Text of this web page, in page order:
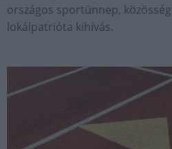
országos sportünnep,
lokálpatrióta kihívás.